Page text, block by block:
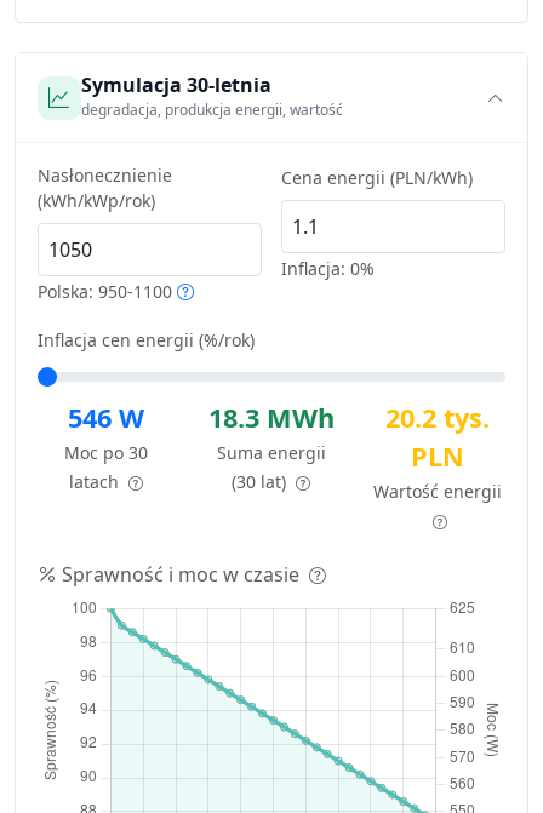
Symulacja 30-letnia
degradacja, produkcja energii, wartość
Nasłonecznienie
(kWh/kWp/rok)
Polska: 950-1100
Cena energii (PLN/kWh)
Inflacja: 0%
Inflacja cen energii (%/rok)
546 W
Moc po 30
latach
18.3 MWh
Suma energii
(30 lat)
20.2 tys.
PLN
Wartość energii
Sprawność i moc w czasie